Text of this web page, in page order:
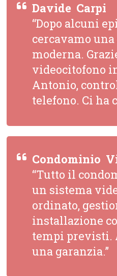
Davide  Carpi
“Dopo alcuni
cercavamo
moderna.
videocitofono
Antonio,
telefono. Ci ha
Condominio 
“Tutto il
un sistema
ordinato,
installazione
tempi previsti.
una garanzia.”